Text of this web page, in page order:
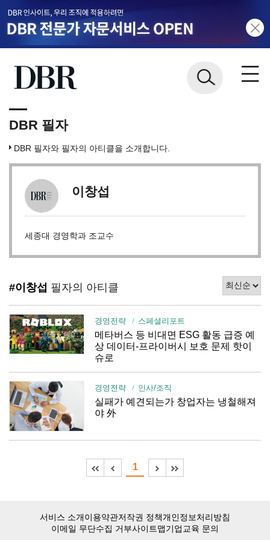
DBR 필자
DBR 필자와 필자의 아티클을 소개합니다.
이창섭
세종대 경영학과 조교수
#이창섭 필자의 아티클
경영전략 스페셜리포트
메타버스 등 비대면 ESG 활동 급증 예
상 데이터-프라이버시 보호 문제 핫이
슈로
경영전략 인사/조직
실패가 예견되는가 창업자는 냉철해져
야 外
1
서비스 소개이용약관저작권 정책개인정보처리방침
이메일 무단수집 거부사이트맵기업교육 문의